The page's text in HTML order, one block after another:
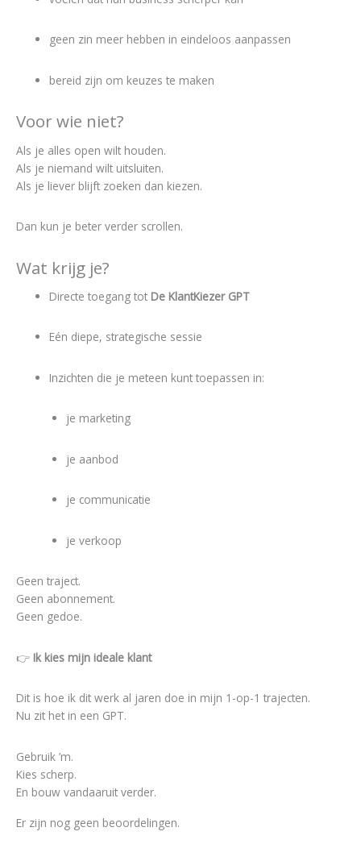
geen zin meer hebben in eindeloos aanpassen
bereid zijn om keuzes te maken
Voor wie niet?
Als je alles open wilt houden.
Als je niemand wilt uitsluiten.
Als je liever blijft zoeken dan kiezen.
Dan kun je beter verder scrollen.
Wat krijg je?
Directe toegang tot De KlantKiezer GPT
Eén diepe, strategische sessie
Inzichten die je meteen kunt toepassen in:
je marketing
je aanbod
je communicatie
je verkoop
Geen traject.
Geen abonnement.
Geen gedoe.
👉 Ik kies mijn ideale klant
Dit is hoe ik dit werk al jaren doe in mijn 1-op-1 trajecten.
Nu zit het in een GPT.
Gebruik ’m.
Kies scherp.
En bouw vandaaruit verder.
Er zijn nog geen beoordelingen.